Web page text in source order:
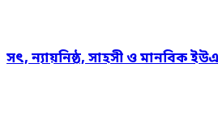
সৎ, ন্যায়নিষ্ঠ, সাহসী ও মানবিক